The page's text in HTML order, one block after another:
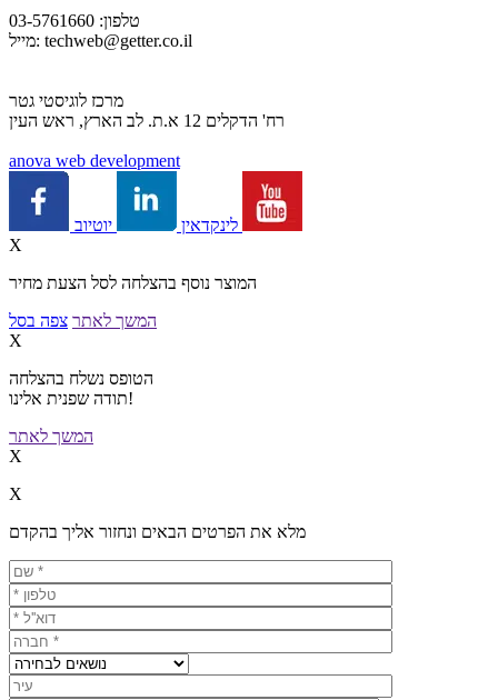
טלפון: 03-5761660
מייל: techweb@getter.co.il
מרכז לוגיסטי גטר
רח' הדקלים 12 א.ת. לב הארץ, ראש העין
anova web development
לינקדאין
X
המוצר נוסף בהצלחה לסל הצעת מחיר
המשך לאתר צפה בסל
X
הטופס נשלח בהצלחה
תודה שפנית אלינו!
המשך לאתר
X
X
מלא את הפרטים הבאים ונחזור אליך בהקדם